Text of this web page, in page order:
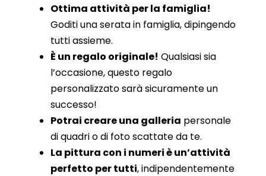
Ottima attività per la famiglia!
Goditi una serata in famiglia, dipingendo
tutti assieme.
È un regalo originale! Qualsiasi sia
l’occasione, questo regalo
personalizzato sarà sicuramente un
successo!
Potrai creare una galleria personale
di quadri o di foto scattate da te.
La pittura con i numeri è un’attività
perfetto per tutti, indipendentemente